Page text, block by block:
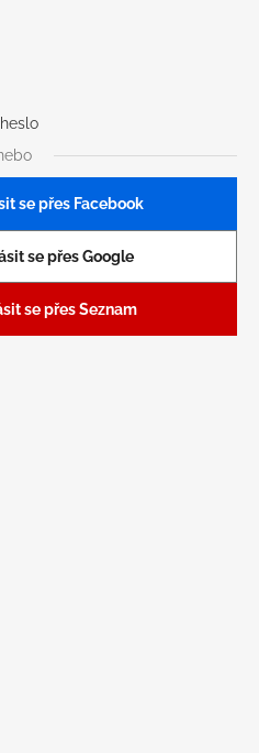
se přes Facebook
se přes Google
se přes Seznam